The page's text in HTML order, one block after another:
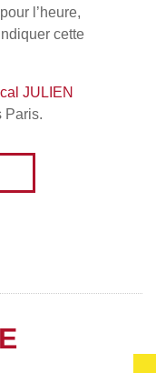
l’heure,
cette
JULIEN
Paris.